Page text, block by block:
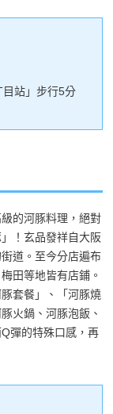
站」步行5分
的河豚料理，絕對
！玄品發祥自大阪
道。至今分店遍布
田等地皆有店鋪。
套餐」、「河豚燒
火鍋、河豚泡飯、
彈的特殊口感，再